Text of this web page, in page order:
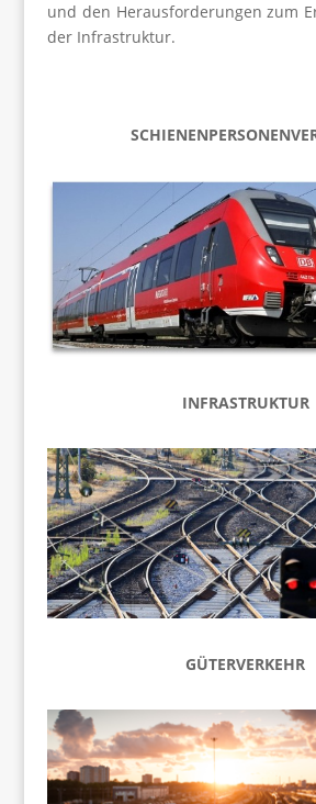
und den Herausforderungen zum
der Infrastruktur.
INFRASTRUKTUR
GÜTERVERKEHR